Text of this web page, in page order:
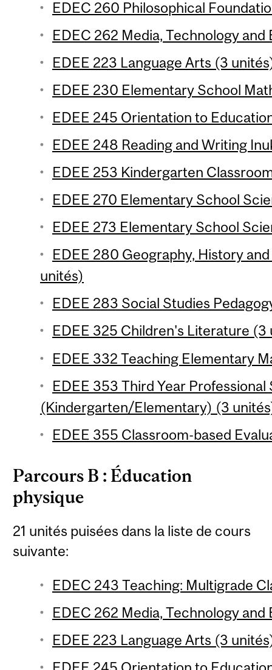
EDEC 260 Philosophical
EDEC 262 Media, Technology
EDEE 223 Language Arts (3
EDEE 230 Elementary School
EDEE 245 Orientation to
EDEE 248 Reading and Writing
EDEE 253 Kindergarten
EDEE 270 Elementary School
EDEE 273 Elementary School
EDEE 280 Geography, History
unités)
EDEE 283 Social Studies
EDEE 325 Children's Literature (3
EDEE 332 Teaching Elementary
EDEE 353 Third Year Professional
(Kindergarten/Elementary) (3
EDEE 355 Classroom-based
Parcours B : Éducation
physique
21 unités puisées dans la liste de cours
suivante:
EDEC 243 Teaching: Multigrade
EDEC 262 Media, Technology
EDEE 223 Language Arts (3